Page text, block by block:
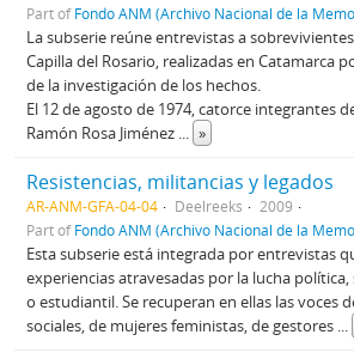
Part ofFondo ANM (Archivo Nacional de la
La subserie reúne entrevistas a
Capilla del Rosario, realizadas en Catamarca
de la investigación de los hechos.
El 12 de agosto de 1974, catorce integrantes
Ramón Rosa Jiménez ... »
Resistencias, militancias y legados
AR-ANM-GFA-04-04 Deelreeks
2009
Part ofFondo ANM (Archivo Nacional de la
Esta subserie está integrada por entrevistas
experiencias atravesadas por la lucha
o estudiantil. Se recuperan en ellas las voces
sociales, de mujeres feministas, de gestores ...